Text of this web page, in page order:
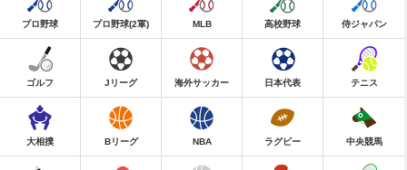
プロ野球 プロ野球(2軍) MLB 高校野球 侍ジャパン
ゴルフ Jリーグ 海外サッカー 日本代表 テニス
大相撲 Bリーグ NBA ラグビー 中央競馬